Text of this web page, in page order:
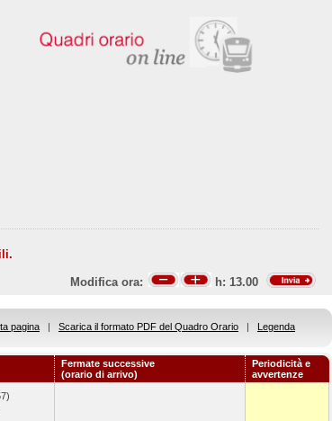
Modifica ora: h: 13.00
pagina | Scarica il formato PDF del Quadro Orario | Legenda
Fermate successive
(orario di arrivo)
Periodicità e
avvertenze